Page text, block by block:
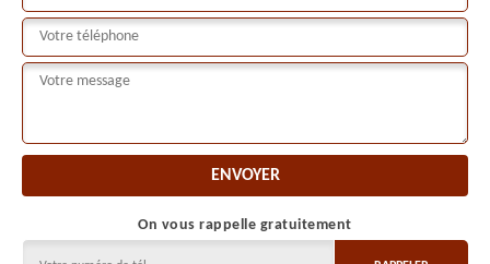
On vous rappelle gratuitement